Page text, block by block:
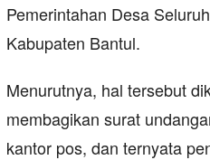
Pemerintahan Desa
Kabupaten Bantul.
Menurutnya, hal tersebut
membagikan surat
kantor pos, dan ternyata